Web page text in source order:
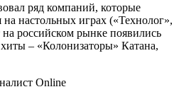
ряд компаний, которые
на настольных играх («Технолог»,
на российском рынке появились
– «Колонизаторы» Катана,
Online